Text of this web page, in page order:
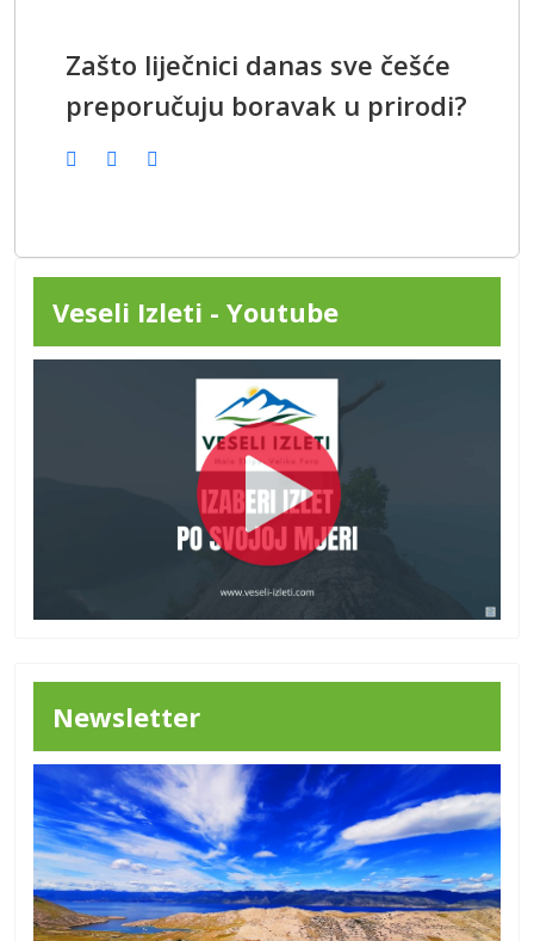
Zašto liječnici danas sve češće
preporučuju boravak u prirodi?
Veseli Izleti - Youtube
Newsletter